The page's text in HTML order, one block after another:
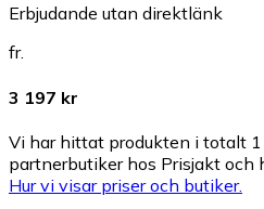
Erbjudande utan direktlänk
fr.
3 197 kr
Vi har hittat produkten i totalt 1
partnerbutiker hos Prisjakt och
Hur vi visar priser och butiker.